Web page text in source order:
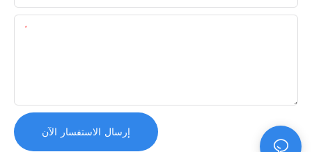
إرسال الاستفسار الآن